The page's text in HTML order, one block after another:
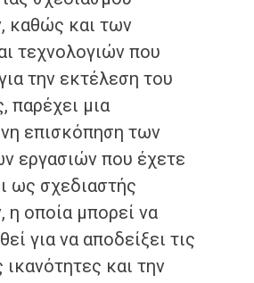
καθώς και των
τεχνολογιών που
την εκτέλεση του
παρέχει μια
επισκόπηση των
εργασιών που έχετε
ως σχεδιαστής
η οποία μπορεί να
για να αποδείξει τις
ικανότητες και την